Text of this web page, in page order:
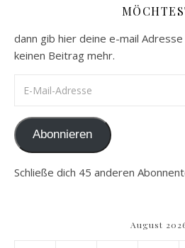
dann gib hier deine e-mail
keinen Beitrag mehr.
Abonnieren
Schließe dich 45 anderen
August